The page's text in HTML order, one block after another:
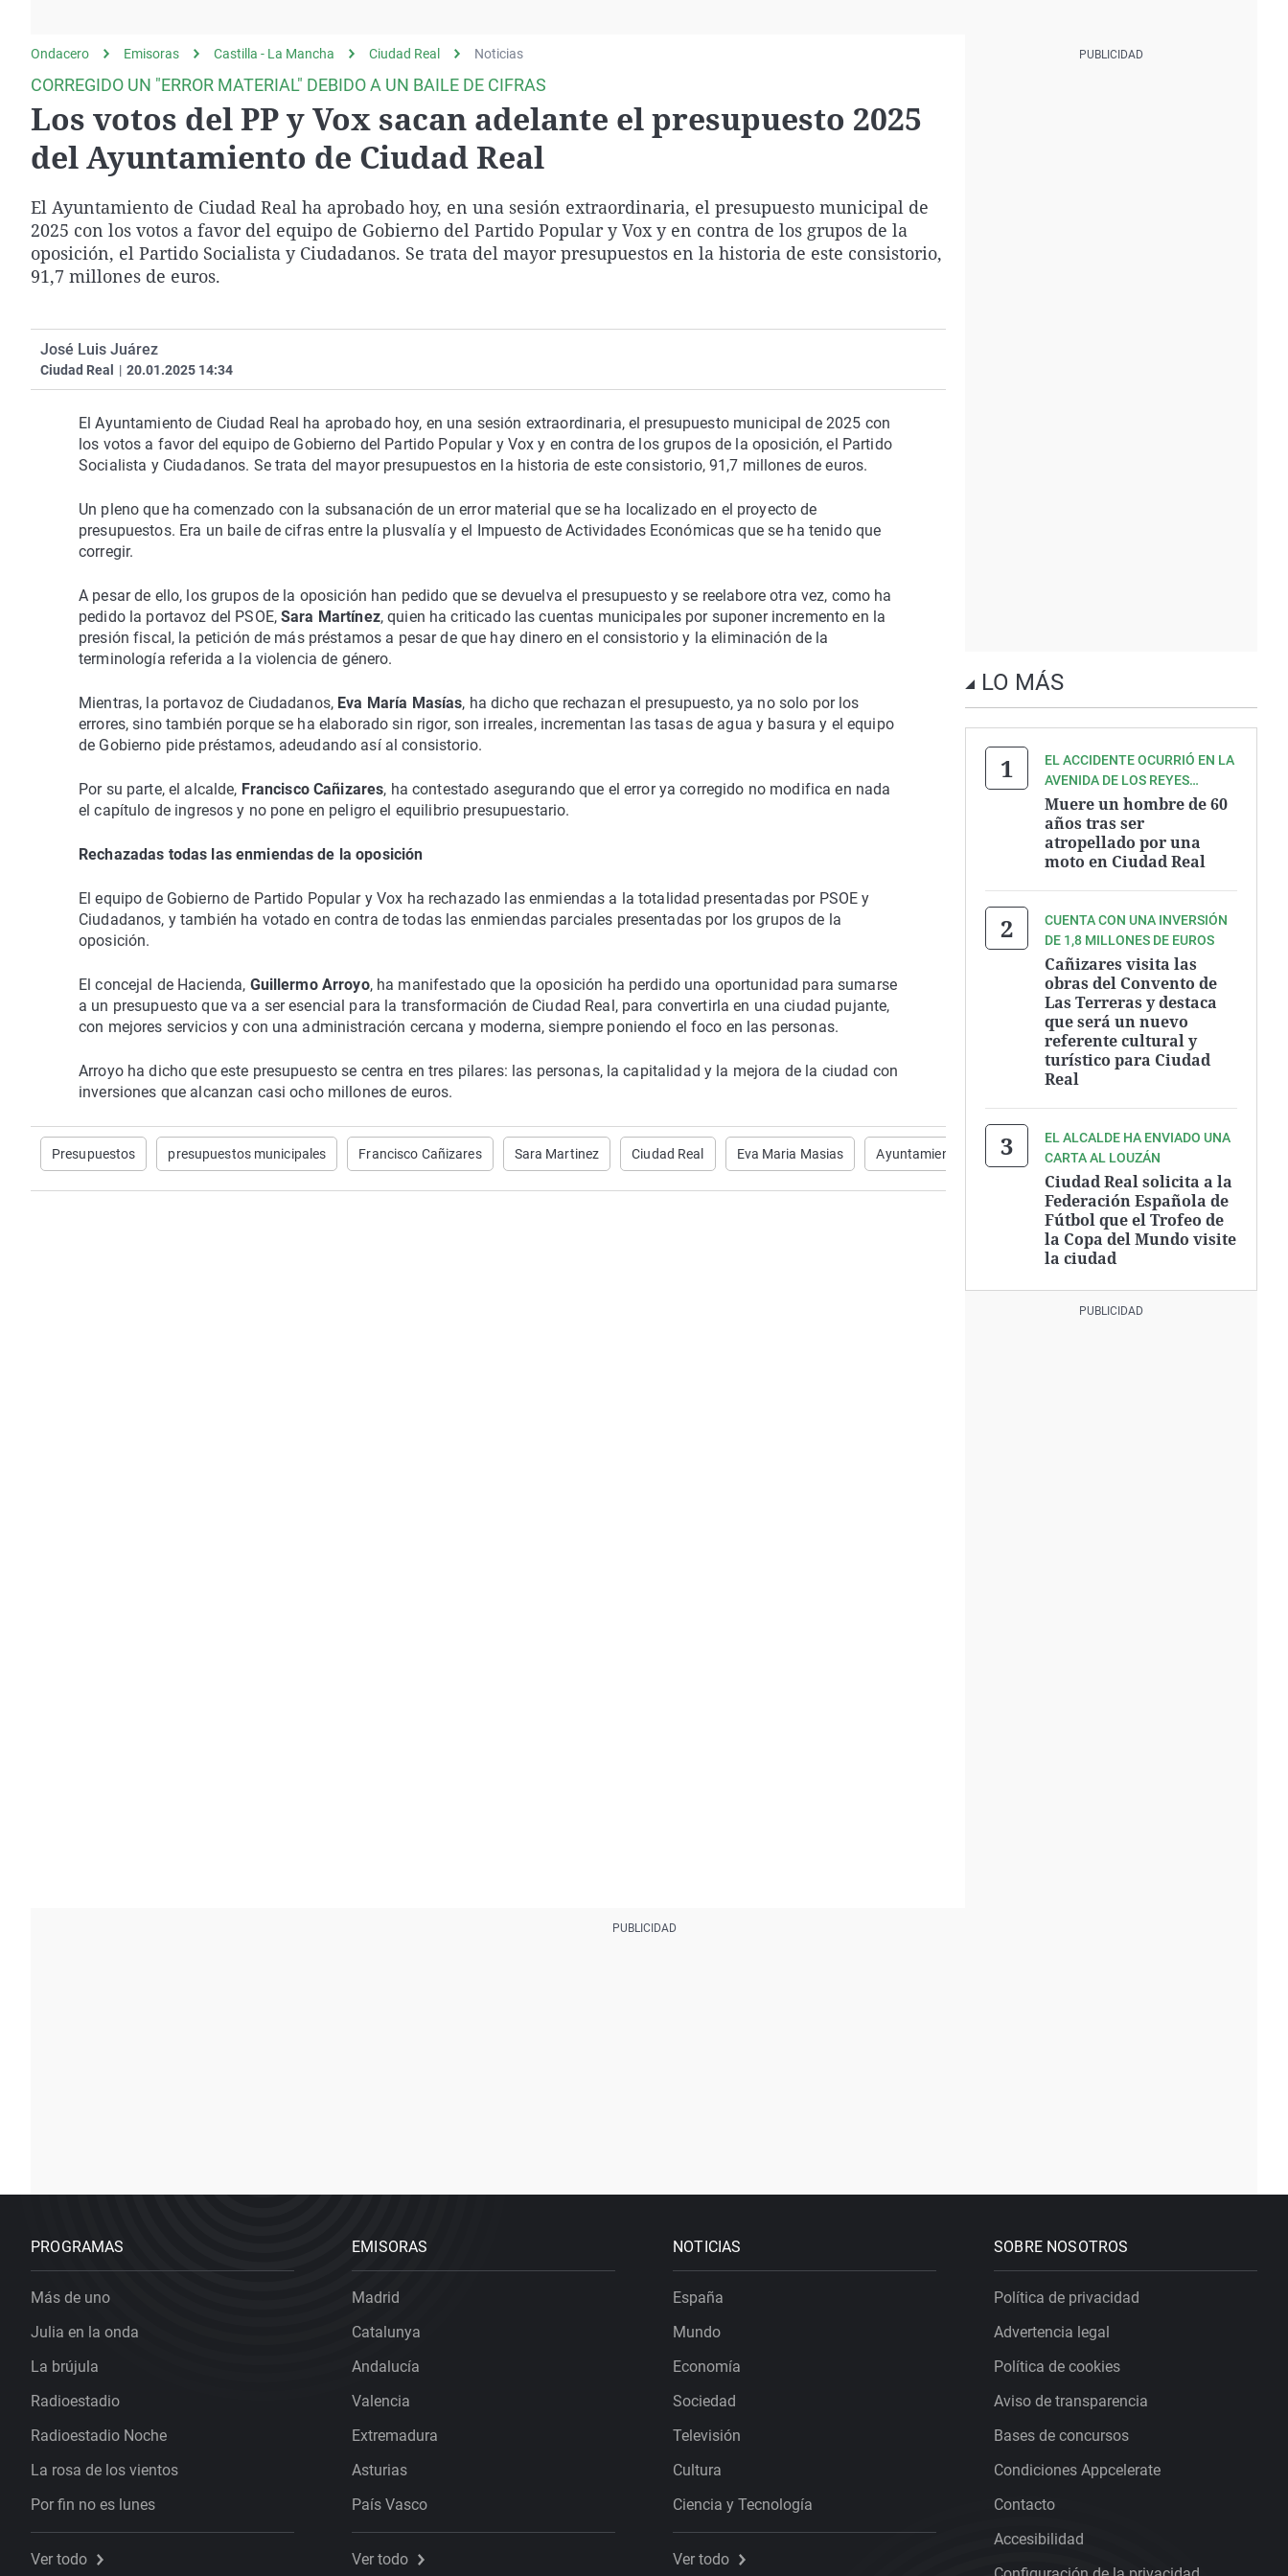
gato
Operación Viuda
Negra
Navarra
Ondacero Emisoras Castilla - La Mancha Ciudad Real Noticias
CORREGIDO UN "ERROR MATERIAL" DEBIDO A UN BAILE DE CIFRAS
Los votos del PP y Vox sacan adelante el presupuesto 2025
del Ayuntamiento de Ciudad Real
El Ayuntamiento de Ciudad Real ha aprobado hoy, en una sesión extraordinaria, el presupuesto municipal de
2025 con los votos a favor del equipo de Gobierno del Partido Popular y Vox y en contra de los grupos de la
oposición, el Partido Socialista y Ciudadanos. Se trata del mayor presupuestos en la historia de este consistorio,
91,7 millones de euros.
José Luis Juárez
Ciudad Real | 20.01.2025 14:34
El Ayuntamiento de Ciudad Real ha aprobado hoy, en una sesión extraordinaria, el presupuesto municipal de 2025 con
los votos a favor del equipo de Gobierno del Partido Popular y Vox y en contra de los grupos de la oposición, el Partido
Socialista y Ciudadanos. Se trata del mayor presupuestos en la historia de este consistorio, 91,7 millones de euros.
Un pleno que ha comenzado con la subsanación de un error material que se ha localizado en el proyecto de
presupuestos. Era un baile de cifras entre la plusvalía y el Impuesto de Actividades Económicas que se ha tenido que
corregir.
A pesar de ello, los grupos de la oposición han pedido que se devuelva el presupuesto y se reelabore otra vez, como ha
pedido la portavoz del PSOE,Sara Martínez, quien ha criticado las cuentas municipales por suponer incremento en la
presión fiscal, la petición de más préstamos a pesar de que hay dinero en el consistorio y la eliminación de la
terminología referida a la violencia de género.
Mientras, la portavoz de Ciudadanos, Eva María Masías, ha dicho que rechazan el presupuesto, ya no solo por los
errores, sino también porque se ha elaborado sin rigor, son irreales, incrementan las tasas de agua y basura y el equipo
de Gobierno pide préstamos, adeudando así al consistorio.
Por su parte, el alcalde, Francisco Cañizares, ha contestado asegurando que el error ya corregido no modifica en nada
el capítulo de ingresos y no pone en peligro el equilibrio presupuestario.
Rechazadas todas las enmiendas de la oposición
El equipo de Gobierno de Partido Popular y Vox ha rechazado las enmiendas a la totalidad presentadas por PSOE y
Ciudadanos, y también ha votado en contra de todas las enmiendas parciales presentadas por los grupos de la
oposición.
El concejal de Hacienda, Guillermo Arroyo, ha manifestado que la oposición ha perdido una oportunidad para sumarse
a un presupuesto que va a ser esencial para la transformación de Ciudad Real, para convertirla en una ciudad pujante,
con mejores servicios y con una administración cercana y moderna, siempre poniendo el foco en las personas.
Arroyo ha dicho que este presupuesto se centra en tres pilares: las personas, la capitalidad y la mejora de la ciudad con
inversiones que alcanzan casi ocho millones de euros.
Presupuestos presupuestos municipales Francisco Cañizares Sara Martinez Ciudad Real Eva Maria Masias Ayuntamiento
LO MÁS
EL ACCIDENTE OCURRIÓ EN LA
AVENIDA DE LOS REYES
CATÓLICOS
Muere un hombre de 60
años tras ser
atropellado por una
moto en Ciudad Real
CUENTA CON UNA INVERSIÓN
DE 1,8 MILLONES DE EUROS
Cañizares visita las
obras del Convento de
Las Terreras y destaca
que será un nuevo
referente cultural y
turístico para Ciudad
Real
EL ALCALDE HA ENVIADO UNA
CARTA AL LOUZÁN
Ciudad Real solicita a la
Federación Española de
Fútbol que el Trofeo de
la Copa del Mundo visite
la ciudad
PROGRAMAS
Más de uno
Julia en la onda
La brújula
Radioestadio
Radioestadio Noche
La rosa de los vientos
Por fin no es lunes
Ver todo
EMISORAS
Madrid
Catalunya
Andalucía
Valencia
Extremadura
Asturias
País Vasco
Ver todo
NOTICIAS
España
Mundo
Economía
Sociedad
Televisión
Cultura
Ciencia y Tecnología
Ver todo
SOBRE NOSOTROS
Política de privacidad
Advertencia legal
Política de cookies
Aviso de transparencia
Bases de concursos
Condiciones Appcelerate
Contacto
Accesibilidad